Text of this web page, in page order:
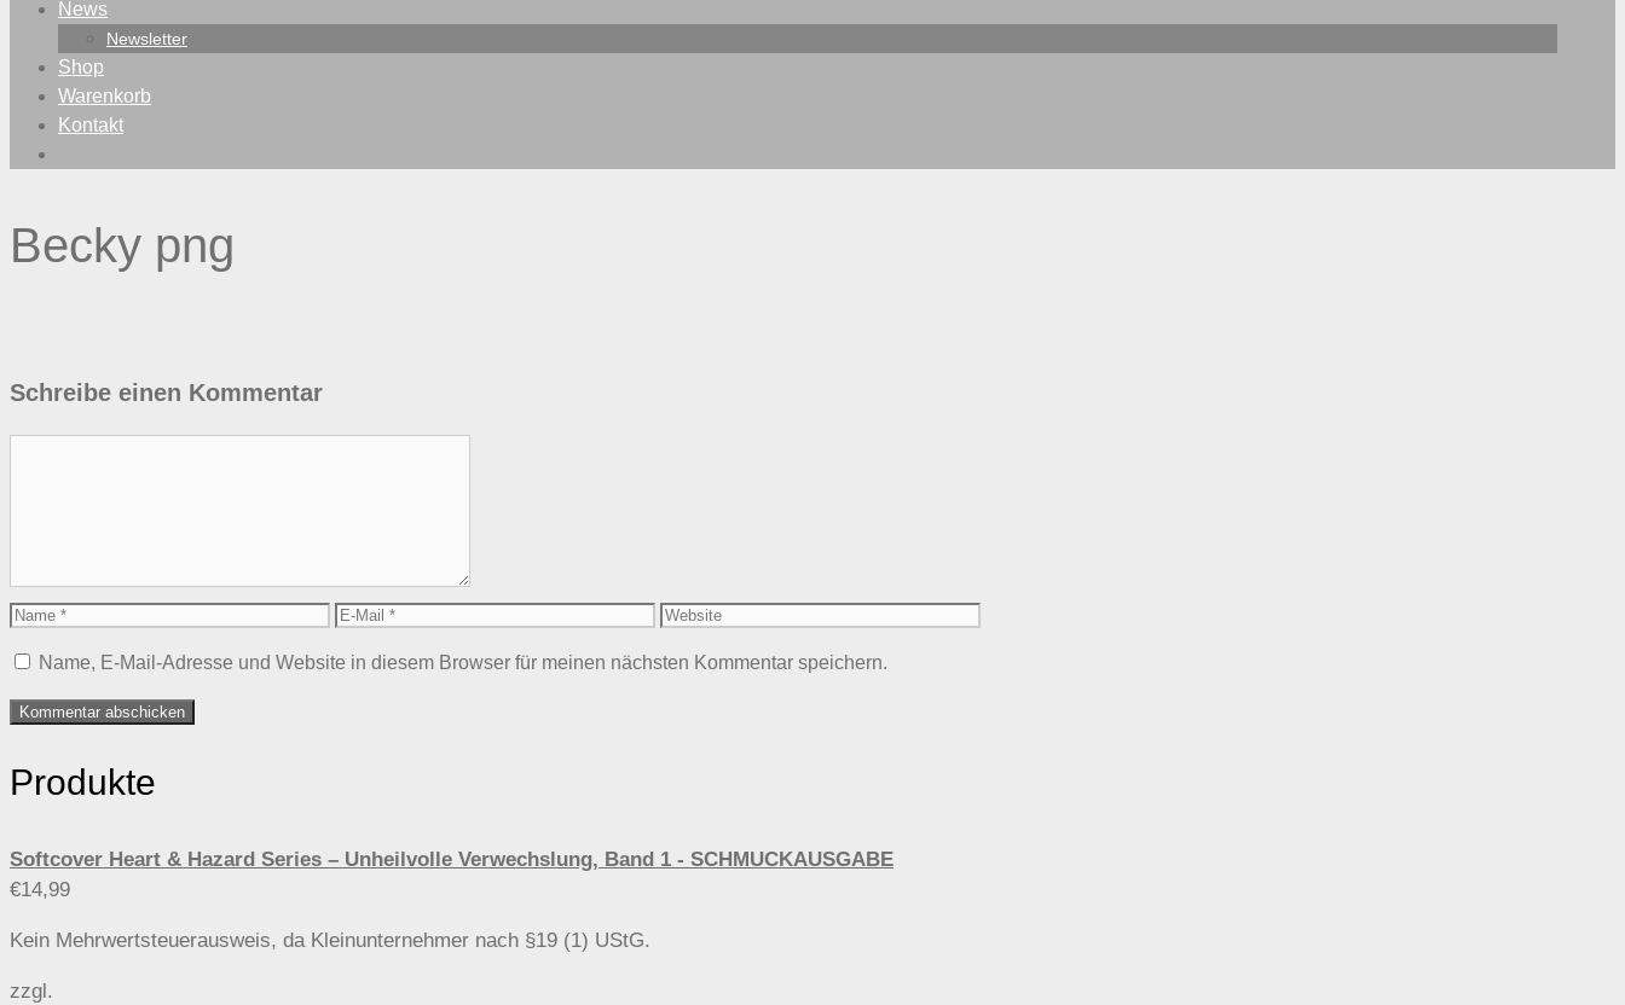
News
Newsletter
Shop
Warenkorb
Kontakt
Becky png
Schreibe einen Kommentar
Name
E-
Website
Name, E-Mail-Adresse und Website in diesem Browser für meinen nächsten Kommentar speichern.
Produkte
Softcover Heart & Hazard Series – Unheilvolle Verwechslung, Band 1 - SCHMUCKAUSGABE
€14,99
Kein Mehrwertsteuerausweis, da Kleinunternehmer nach §19 (1) UStG.
zzgl.